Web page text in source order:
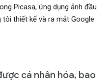
Picasa, ứng dụng ảnh đầu
tôi thiết kế và ra mắt Google
cá nhân hóa, bao